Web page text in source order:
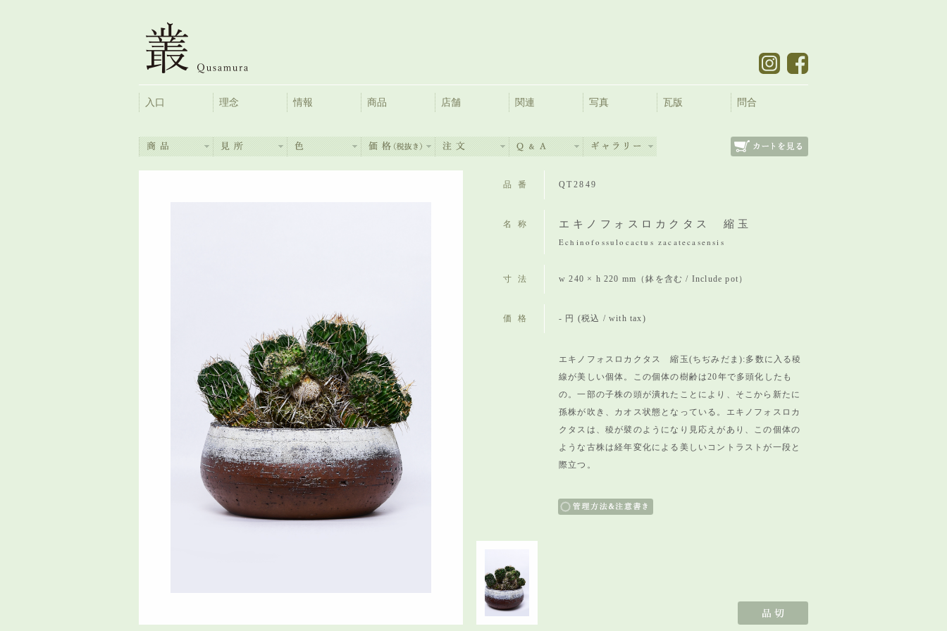
入口 理念 情報 商品 店舗 関連 写真 瓦版 問合
品番 QT2849
名称 エキノフォスロカクタス 縮玉
Echinofossulocactus zacatecasensis
寸法 w 240 × h 220 mm（鉢を含む / Include pot）
価格 - 円 (税込 / with tax)
エキノフォスロカクタス 縮玉(ちぢみだま):多数に入る稜
線が美しい個体。 この個体の樹齢は20年で多頭化したも
の。一部の子株の頭が潰れたことにより、そこから新たに
孫株が吹き、 カオス状態となっている。エキノフォスロカ
クタスは、 稜が襞のようになり見応えがあり、 この個体の
ような古株は経年変化による美しいコントラストが一段 と
際立つ。